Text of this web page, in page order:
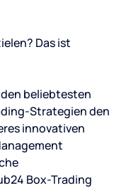
Das ist
beliebtesten
Strategien den
innovativen
Box-Trading